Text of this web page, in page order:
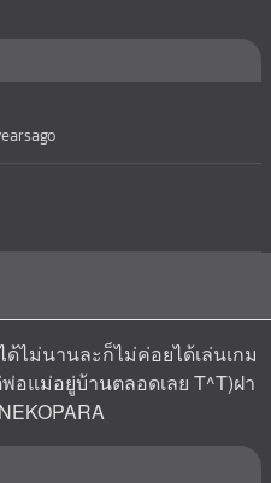
ไม่นานละก็ไม่ค่อยได้เล่นเกม
อแม่อยู่บ้านตลอดเลย T^T)ฝา